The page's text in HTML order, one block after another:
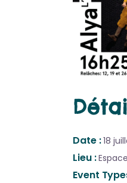
Date 18
Lieu
Event